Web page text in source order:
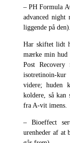
– PH Formula
advanced
liggende på den).
Har skiftet lidt
mærke min
Post
isotretinoin-
videre; huden
koldere, så kan
fra A-vit imens.
– Bioeffect
urenheder af at